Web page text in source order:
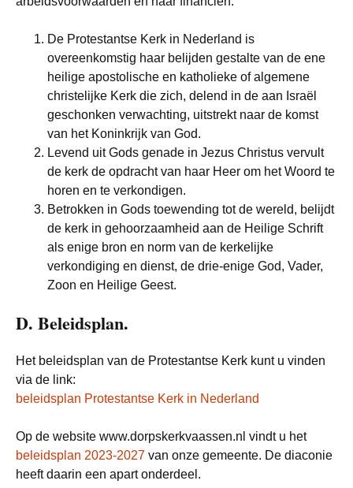
De Protestantse Kerk in Nederland is
overeenkomstig haar belijden gestalte van de ene
heilige apostolische en katholieke of algemene
christelijke Kerk die zich, delend in de aan Israël
geschonken verwachting, uitstrekt naar de komst
van het Koninkrijk van God.
Levend uit Gods genade in Jezus Christus vervult
de kerk de opdracht van haar Heer om het Woord te
horen en te verkondigen.
Betrokken in Gods toewending tot de wereld, belijdt
de kerk in gehoorzaamheid aan de Heilige Schrift
als enige bron en norm van de kerkelijke
verkondiging en dienst, de drie-enige God, Vader,
Zoon en Heilige Geest.
D. Beleidsplan.
Het beleidsplan van de Protestantse Kerk kunt u vinden
via de link:
beleidsplan Protestantse Kerk in Nederland
Op de website www.dorpskerkvaassen.nl vindt u het
beleidsplan 2023-2027 van onze gemeente. De diaconie
heeft daarin een apart onderdeel.